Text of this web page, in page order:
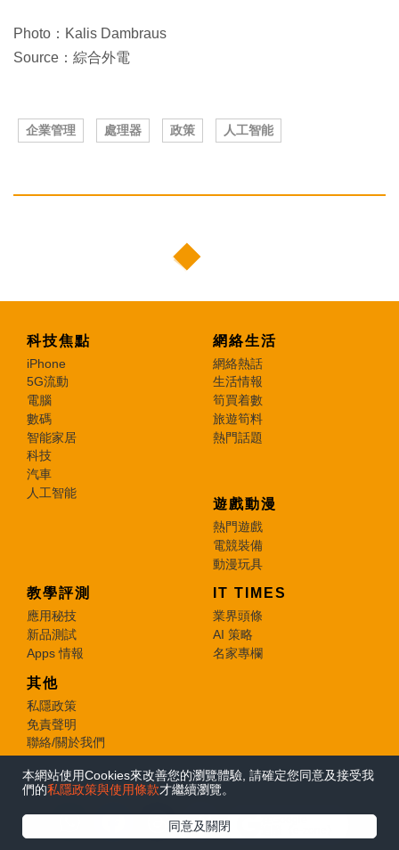
本網站使用Cookies來改善您的瀏覽體驗, 請確定您同意及接受我
們的私隱政策與使用條款才繼續瀏覽。
同意及關閉
Photo：Kalis Dambraus
Source：綜合外電
企業管理 處理器 政策 人工智能
科技焦點
iPhone
5G流動
電腦
數碼
智能家居
科技
汽車
人工智能
網絡生活
網絡熱話
生活情報
筍買着數
旅遊筍料
熱門話題
遊戲動漫
熱門遊戲
電競裝備
動漫玩具
教學評測
應用秘技
新品測試
Apps 情報
IT TIMES
業界頭條
AI 策略
名家專欄
其他
私隱政策
免責聲明
聯絡/關於我們
© 2026 e-zone. All Rights Reserved.